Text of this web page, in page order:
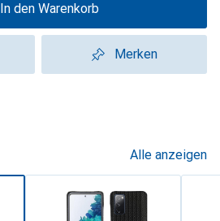
In den Warenkorb
Merken
Alle anzeigen